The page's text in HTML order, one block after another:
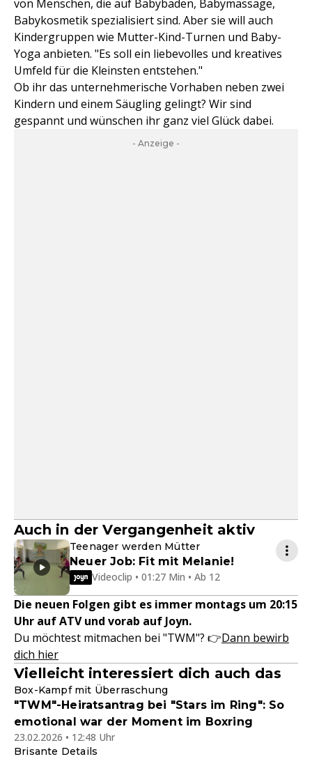
von Menschen, die auf Babybaden, Babymassage,
Babykosmetik spezialisiert sind. Aber sie will auch
Kindergruppen wie Mutter-Kind-Turnen und Baby-
Yoga anbieten. "Es soll ein liebevolles und kreatives
Umfeld für die Kleinsten entstehen."
Ob ihr das unternehmerische Vorhaben neben zwei
Kindern und einem Säugling gelingt? Wir sind
gespannt und wünschen ihr ganz viel Glück dabei.
- Anzeige -
Auch in der Vergangenheit aktiv
Teenager werden Mütter
Neuer Job: Fit mit Melanie!
Videoclip • 01:27 Min • Ab 12
Die neuen Folgen gibt es immer montags um 20:15
Uhr auf ATV und vorab auf Joyn.
Du möchtest mitmachen bei "TWM"? 👉Dann bewirb
dich hier
Vielleicht interessiert dich auch das
Box-Kampf mit Überraschung
"TWM"-Heiratsantrag bei "Stars im Ring": So
emotional war der Moment im Boxring
23.02.2026 • 12:48 Uhr
Brisante Details